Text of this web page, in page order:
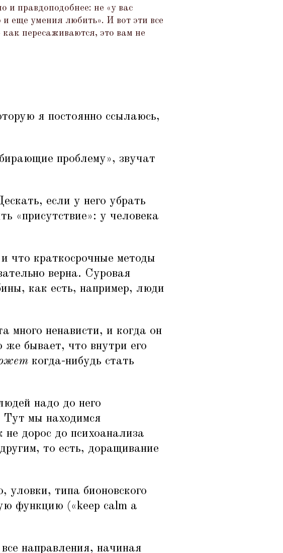
и правдоподобнее: не «у вас
и еще умения любить». И вот эти все
пересаживаются, это вам не
я постоянно ссылаюсь,
проблему», звучат
если у него убрать
«присутствие»: у человека
что краткосрочные методы
верна. Суровая
как есть, например, люди
много ненависти, и когда он
же бывает, что внутри его
когда-нибудь стать
надо до него
мы находимся
дорос до психоанализа
то есть, доращивание
уловки, типа бионовского
функцию («keep calm a
направления, начиная